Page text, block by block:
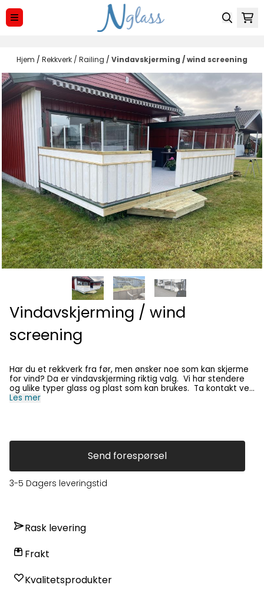
Hopp til innhold
Hjem / Rekkverk / Railing / Vindavskjerming / wind screening
Vindavskjerming / wind
screening
Har du et rekkverk fra før, men ønsker noe som kan skjerme
for vind? Da er vindavskjerming riktig valg. Vi har stendere
og ulike typer glass og plast som kan brukes. Ta kontakt ved
å enten sende oss en e-post med bilder og mål, eller kom
be used. Get in touch by either sending us an email with
photos and measurements, or come by our store and we'll
Les mer
Send forespørsel
3-5 Dagers leveringstid
Rask levering
Frakt
Kvalitetsprodukter